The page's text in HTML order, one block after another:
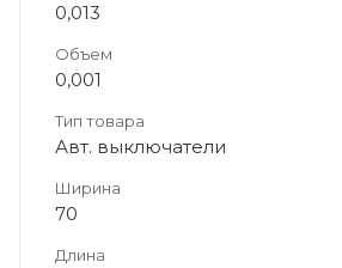
0,013
Объем
0,001
Тип товара
Авт. выключатели
Ширина
70
Длина